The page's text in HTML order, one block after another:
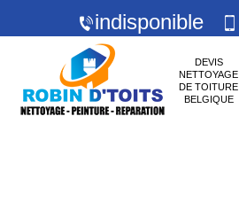
indisponible
DEVIS
NETTOYAGE
DE TOITURE
BELGIQUE